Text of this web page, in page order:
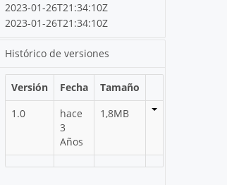
2023-01-26T21:34:10Z
2023-01-26T21:34:10Z
Histórico de versiones
Versión Fecha
Tamaño
1.0
hace
3
Años
1,8MB